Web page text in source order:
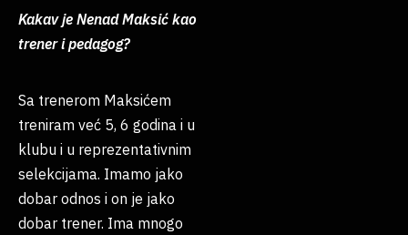
Kakav je Nenad Maksić kao
trener i pedagog?
Sa trenerom Maksićem
treniram već 5, 6 godina i u
klubu i u reprezentativnim
selekcijama. Imamo jako
dobar odnos i on je jako
dobar trener. Ima mnogo